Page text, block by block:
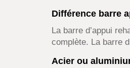
Différence barre
La barre d’appui
complète. La barre
Acier ou